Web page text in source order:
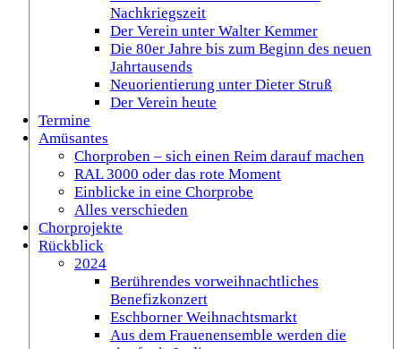
Nachkriegszeit
Der Verein unter Walter Kemmer
Die 80er Jahre bis zum Beginn des neuen
Jahrtausends
Neuorientierung unter Dieter Struß
Der Verein heute
Termine
Amüsantes
Chorproben – sich einen Reim darauf machen
RAL 3000 oder das rote Moment
Einblicke in eine Chorprobe
Alles verschieden
Chorprojekte
Rückblick
2024
Berührendes vorweihnachtliches
Benefizkonzert
Eschborner Weihnachtsmarkt
Aus dem Frauenensemble werden die